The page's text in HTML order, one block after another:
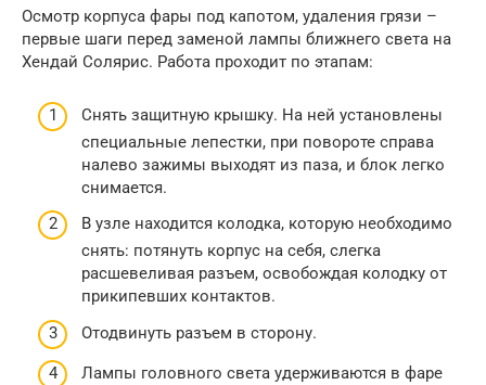
Осмотр корпуса фары под капотом, удаления грязи –
первые шаги перед заменой лампы ближнего света на
Хендай Солярис. Работа проходит по этапам:
Снять защитную крышку. На ней установлены
специальные лепестки, при повороте справа
налево зажимы выходят из паза, и блок легко
снимается.
В узле находится колодка, которую необходимо
снять: потянуть корпус на себя, слегка
расшевеливая разъем, освобождая колодку от
прикипевших контактов.
Отодвинуть разъем в сторону.
Лампы головного света удерживаются в фаре